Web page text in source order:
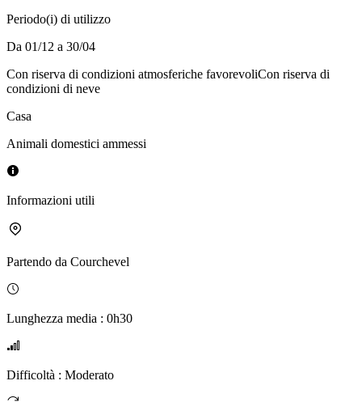
Periodo(i) di utilizzo
Da 01/12 a 30/04
Con riserva di condizioni atmosferiche favorevoliCon riserva di
condizioni di neve
Casa
Animali domestici ammessi
Informazioni utili
Partendo da Courchevel
Lunghezza media : 0h30
Difficoltà : Moderato